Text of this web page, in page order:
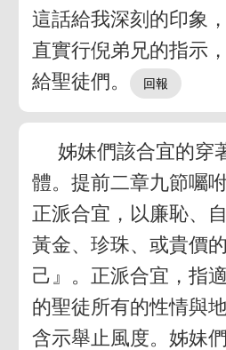
這話給我深刻的印象
直實行倪弟兄的指示
給聖徒們。
姊妹們該合宜的穿
體。提前二章九節囑
正派合宜，以廉恥、
黃金、珍珠、或貴價
己』。正派合宜，指
的聖徒所有的性情與
含示舉止風度。姊妹